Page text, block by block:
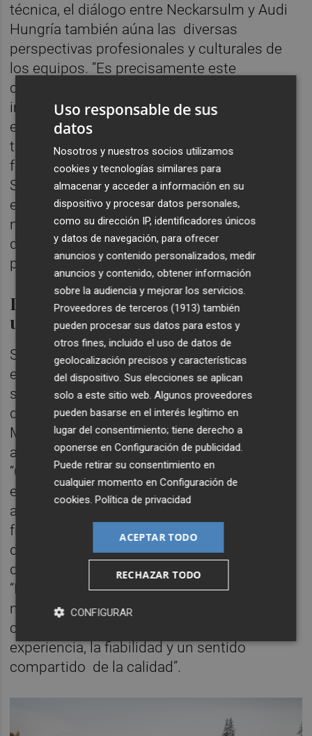
técnica, el diálogo entre Neckarsulm y Audi
Hungría también aúna las diversas
perspectivas profesionales y culturales de
los equipos. “Es precisamente este
componente internacional lo que resulta
increíblemente valioso. Nos permite
examinar y profundizar en cuestiones
técnicas desde diversas perspectivas y
fortalece al equipo en su conjunto”, afirma
Srebacic. Por su parte, Majer valora mucho
esta forma de colaboración: “Trabajaría de
nuevo de esta manera sin dudarlo. No solo
da forma al proyecto, sino también a las
personas que trabajan en él”.
Las relaciones de confianza tienen
un impacto real
Sobre el papel, todo está perfectamente
estructurado; pero en la práctica el proceso
se apoya en la confianza, la comunicación
directa y unas relaciones consolidadas.
Muchos de los expertos implicados llevan
años colaborando en distintos proyectos.
“Cuando necesitas ayuda, sabes
exactamente a quién llamar. Esta claridad
aporta tranquilidad y hace que la distancia
física sea prácticamente invisible en el día a
día”, explica Majer al describir su trabajo
diario. Srebacic subraya este punto:
“Mientras trabajamos, a menudo ni siquiera
nos damos cuenta de dónde se encuentra
cada persona. Lo que cuenta es la
experiencia, la fiabilidad y un sentido
compartido de la calidad”.
Uso responsable de sus
datos
Nosotros y nuestros socios utilizamos
cookies y tecnologías similares para
almacenar y acceder a información en su
dispositivo y procesar datos personales,
como su dirección IP, identificadores únicos
y datos de navegación, para ofrecer
anuncios y contenido personalizados, medir
anuncios y contenido, obtener información
sobre la audiencia y mejorar los servicios.
Proveedores de terceros (1913) también
pueden procesar sus datos para estos y
otros fines, incluido el uso de datos de
geolocalización precisos y características
del dispositivo. Sus elecciones se aplican
solo a este sitio web. Algunos proveedores
pueden basarse en el interés legítimo en
lugar del consentimiento; tiene derecho a
oponerse enConfiguración de publicidad.
Puede retirar su consentimiento en
cualquier momento enConfiguración de
cookies.Política de privacidad
ACEPTAR TODO
RECHAZAR TODO
CONFIGURAR